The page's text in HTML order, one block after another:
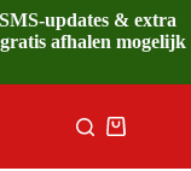
updates & extra
afhalen mogelijk